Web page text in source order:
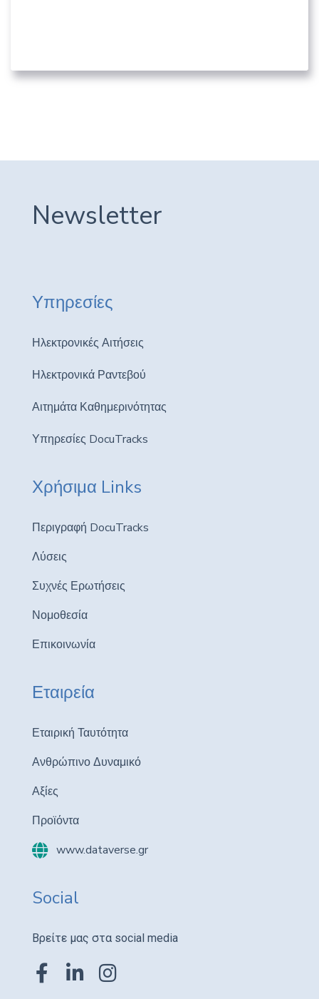
Newsletter
Υπηρεσίες
Ηλεκτρονικές Αιτήσεις
Ηλεκτρονικά Ραντεβού
Αιτημάτα Καθημερινότητας
Υπηρεσίες DocuTracks
Χρήσιμα Links
Περιγραφή DocuTracks
Λύσεις
Συχνές Ερωτήσεις
Νομοθεσία
Επικοινωνία
Εταιρεία
Εταιρική Ταυτότητα
Ανθρώπινο Δυναμικό
Αξίες
Προϊόντα
www.dataverse.gr
Social
Βρείτε μας στα social media